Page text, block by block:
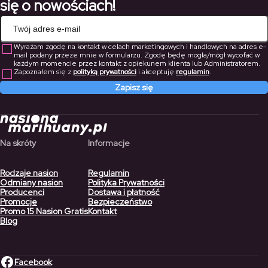
się o nowościach!
Wyrażam zgodę na kontakt w celach marketingowych i handlowych na adres e-
mail podany przeze mnie w formularzu. Zgodę będę mogła/mógł wycofać w
każdym momencie przez kontakt z opiekunem klienta lub Administratorem.
Zapoznałem się z polityką prywatnościi akceptuję regulamin.
Zapisz się
Na skróty
Rodzaje nasion
Odmiany nasion
Producenci
Promocje
Promo 15 Nasion Gratis
Blog
Informacje
Regulamin
Polityka Prywatności
Dostawa i płatność
Bezpieczeństwo
Kontakt
Facebook